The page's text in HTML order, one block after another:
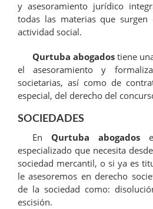
y asesoramiento jurídico
todas las materias que
actividad social.
Qurtuba abogados tiene
el asesoramiento y
societarias, así como de
especial, del derecho del
SOCIEDADES
En Qurtuba abogados
especializado que necesita
sociedad mercantil, o si ya es
le asesoremos en derecho
de la sociedad como:
escisión.